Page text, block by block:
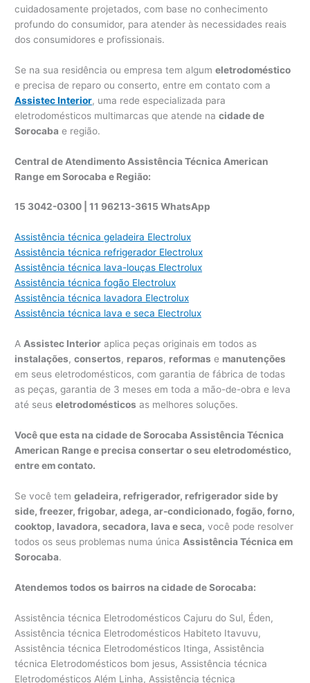
cuidadosamente projetados, com base no conhecimento
profundo do consumidor, para atender às necessidades reais
dos consumidores e profissionais.
Se na sua residência ou empresa tem algumeletrodoméstico
e precisa de reparo ou conserto, entre em contato com a
Assistec Interior, uma rede especializada para
eletrodomésticos multimarcas que atende nacidade de
Sorocaba e região.
Central de Atendimento Assistência Técnica American
Range em Sorocaba e Região:
15 3042-0300 | 11 96213-3615 WhatsApp
Assistência técnica geladeira Electrolux
Assistência técnica refrigerador Electrolux
Assistência técnica lava-louças Electrolux
Assistência técnica fogão Electrolux
Assistência técnica lavadora Electrolux
Assistência técnica lava e seca Electrolux
AAssistec Interior aplica peças originais em todos as
instalações,consertos, reparos, reformas e manutenções
em seus eletrodomésticos, com garantia de fábrica de todas
as peças, garantia de 3 meses em toda a mão-de-obra e leva
até seuseletrodomésticos as melhores soluções.
Você que esta na cidade de Sorocaba Assistência Técnica
American Range e precisa consertar o seu eletrodoméstico,
entre em contato.
Se você temgeladeira, refrigerador, refrigerador side by
side, freezer, frigobar, adega, ar-condicionado, fogão, forno,
cooktop, lavadora, secadora, lava e seca, você pode resolver
todos os seus problemas numa única Assistência Técnica em
Sorocaba.
Atendemos todos os bairros na cidade de Sorocaba:
Assistência técnica Eletrodomésticos Cajuru do Sul, Éden, Assistência técnica Eletrodomésticos Habiteto Itavuvu, Assistência técnica Eletrodomésticos Itinga, Assistência técnica Eletrodomésticos bom jesus, Assistência técnica Eletrodomésticos Além Linha, Assistência técnica Eletrodomésticos Além Ponte, Assistência técnica Eletrodomésticos Ana Maria, Assistência técnica Eletrodomésticos Aparecida, Assistência técnica Eletrodomésticos Aparecidinha, Assistência técnica Eletrodomésticos Vossoroca, Assistência técnica Eletrodomésticos Boa Vista, Assistência técnica Eletrodomésticos Brigadeiro Tobias, Assistência técnica Eletrodomésticos Caguassu, Assistência técnica Eletrodomésticos Caputera, Assistência técnica Eletrodomésticos Central Parque Sorocaba, Assistência técnica Eletrodomésticos Centro, Assistência técnica Eletrodomésticos Chácara Três Marias, Assistência técnica Eletrodomésticos Chácaras Reunidas São Jorge, Assistência técnica Eletrodomésticos Cidade Jardim, Assistência técnica Eletrodomésticos Condomínio Golden Park Residence, Assistência técnica Eletrodomésticos Condomínio Residencial Village D’Avignon, Assistência técnica Eletrodomésticos Condomínio Residencial Village Vert, Assistência técnica Eletrodomésticos Conjunto Habitacional Doutor Ulisses Guimarães, Assistência técnica Eletrodomésticos Conjunto Habitacional Herbert de Souza, Assistência técnica Eletrodomésticos Conjunto Habitacional Júlio de Mesquita Filho, Assistência técnica Eletrodomésticos Conjunto Habitacional Professor Benedicto Cleto, Assistência técnica Eletrodomésticos Conjunto Residencial Jardim Villagio Torino, Assistência técnica Eletrodomésticos Granja Olga I, Assistência técnica Eletrodomésticos Granja Olga II, Assistência técnica Eletrodomésticos Granja Olga III, Assistência técnica Eletrodomésticos Habiteto – Ana Paula Eleutério, Assistência técnica Eletrodomésticos Horto Florestal, Assistência técnica Eletrodomésticos Ibiti Royal Park, Assistência técnica Eletrodomésticos Inhayba, Assistência técnica Eletrodomésticos Ipanema das Pedras, Assistência técnica Eletrodomésticos Ipanema do Meio, Assistência técnica Eletrodomésticos Ipanema Ville, Assistência técnica Eletrodomésticos Ipatinga, Assistência técnica Eletrodomésticos Ipiranga, Assistência técnica Eletrodomésticos Iporanga, Assistência técnica Eletrodomésticos Itavuvu, Assistência técnica Eletrodomésticos Jardim Abaeté, Assistência técnica Eletrodomésticos Jardim Abatiá, Assistência técnica Eletrodomésticos Jardim Aeroporto, Assistência técnica Eletrodomésticos Jardim Alegria, Assistência técnica Eletrodomésticos Jardim Alpes de Sorocaba, Assistência técnica Eletrodomésticos Jardim Altos do Itavuvu, Assistência técnica Eletrodomésticos Jardim Alvorada, Assistência técnica Eletrodomésticos Jardim Amalia, Assistência técnica Eletrodomésticos Jardim América, Assistência técnica Eletrodomésticos Jardim Americano, Assistência técnica Eletrodomésticos Jardim Ana Maria, Assistência técnica Eletrodomésticos Jardim Astro, Assistência técnica Eletrodomésticos Jardim Atílio Silvano, Assistência técnica Eletrodomésticos Jardim Avore Pilungo, Assistência técnica Eletrodomésticos Jardim Bandeirantes, Assistência técnica Eletrodomésticos Jardim Bertanha, Assistência técnica Eletrodomésticos Jardim Betânia, Assistência técnica Eletrodomésticos Jardim Boa Esperança, Assistência técnica Eletrodomésticos Jardim Bonsucesso, Assistência técnica Eletrodomésticos Jardim Botucatu, Assistência técnica Eletrodomésticos Jardim Brasilândia, Assistência técnica Eletrodomésticos Jardim Califórnia, Assistência técnica Eletrodomésticos Jardim Camila, Assistência técnica Eletrodomésticos Jardim Campos do Conde II, Assistência técnica Eletrodomésticos Jardim Capitão, Assistência técnica Eletrodomésticos Jardim Carolina, Assistência técnica Eletrodomésticos Jardim Casa Branca, Assistência técnica Eletrodomésticos Jardim Celeste, Assistência técnica Eletrodomésticos Jardim Constantino Matucci, Assistência técnica Eletrodomésticos Jardim Copaíba, Assistência técnica Eletrodomésticos Jardim Cruzeiro do Sul, Assistência técnica Eletrodomésticos Jardim das Acácias, Assistência técnica Eletrodomésticos Jardim das Azaléias, Assistência técnica Eletrodomésticos Jardim das Estrelas, Assistência técnica Eletrodomésticos Jardim das Flores, Assistência técnica Eletrodomésticos Jardim das Magnólias, Assistência técnica Eletrodomésticos Jardim do Carmo, Assistência técnica Eletrodomésticos Jardim do Paço, Assistência técnica Eletrodomésticos Jardim do Sol, Assistência técnica Eletrodomésticos Jardim Dois Corações, Assistência técnica Eletrodomésticos Jardim dos Estados, Assistência técnica Eletrodomésticos Jardim dos Pássaros, Assistência técnica Eletrodomésticos Jardim Eden Ville, Assistência técnica Eletrodomésticos Jardim Edgar Marques, Assistência técnica Eletrodomésticos Jardim Eliana, Assistência técnica Eletrodomésticos Jardim Eltonville, Assistência técnica Eletrodomésticos Jardim Embaixador, Assistência técnica Eletrodomésticos Jardim Emília, Assistência técnica Eletrodomésticos Jardim Eucalíptos, Assistência técnica Eletrodomésticos Jardim Europa, Assistência técnica Eletrodomésticos Jardim Excelsior, Assistência técnica Eletrodomésticos Jardim Faculdade, Assistência técnica Eletrodomésticos Jardim Ferreira, Assistência técnica Eletrodomésticos Jardim Flamboyant, Assistência técnica Eletrodomésticos Jardim Francini, Assistência técnica Eletrodomésticos Jardim Germiniani, Assistência técnica Eletrodomésticos Jardim Golden Park Residencial, Assistência técnica Eletrodomésticos Jardim Gonçalves, Assistência técnica Eletrodomésticos Jardim Gramados de Sorocaba, Assistência técnica Eletrodomésticos Jardim Guadalajara, Assistência técnica Eletrodomésticos Jardim Guadalupe, Assistência técnica Eletrodomésticos Jardim Guaíba, Assistência técnica Eletrodomésticos Jardim Guarujá, Assistência técnica Eletrodomésticos Jardim Gutierres, Assistência técnica Eletrodomésticos Jardim Harmonia, Assistência técnica Eletrodomésticos Jardim Helena Cristina, Assistência técnica Eletrodomésticos Jardim Henrique, Assistência técnica Eletrodomésticos Assistência técnica Eletrodomésticos Jardim Horizonte, Assistência técnica Eletrodomésticos Jardim Humberto de Campos, Assistência técnica Eletrodomésticos Jardim Hungares, Assistência técnica Eletrodomésticos Jardim Ibiti do Paço, Assistência técnica Eletrodomésticos Jardim Imperial, Assistência técnica Eletrodomésticos Jardim Ipanema, Assistência técnica Eletrodomésticos Jardim Ipê, Assistência técnica Eletrodomésticos Jardim Isaura, Assistência técnica Eletrodomésticos Jardim Itália, Assistência técnica Eletrodomésticos Jardim Itanguá, Assistência técnica Eletrodomésticos Jardim Itapemirim, Assistência técnica Eletrodomésticos Assistência técnica Eletrodomésticos Jardim Itapuã, Assistência técnica Eletrodomésticos Jardim J S Carvalho, Assistência técnica Eletrodomésticos Jardim Jatobá, Assistência técnica Eletrodomésticos Jardim Josane, Assistência técnica Eletrodomésticos Jardim Judith, Assistência técnica Eletrodomésticos Jardim Juliana, Assistência técnica Eletrodomésticos Jardim Leandro Dromani, Assistência técnica Eletrodomésticos Jardim Leocádia, Assistência técnica Eletrodomésticos Jardim Liberdade, Assistência técnica Eletrodomésticos Jardim Los Angeles, Assistência técnica Eletrodomésticos Jardim Luciana Maria, Assistência técnica Eletrodomésticos Jardim Marcelo Augusto, Assistência técnica Eletrodomésticos Jardim Marco Antônio, Assistência técnica Eletrodomésticos Jardim Maria Antônia Prado, Assistência técnica Eletrodomésticos Jardim Maria Cristina, Assistência técnica Eletrodomésticos Jardim Maria do Carmo, Assistência técnica Eletrodomésticos Jardim Maria Elvira, Assistência técnica Eletrodomésticos Jardim Maria Eugênia, Assistência técnica Eletrodomésticos Jardim Marnilda, Assistência técnica Eletrodomésticos Jardim Millenium, Assistência técnica Eletrodomésticos Jardim Monte Hey, Assistência técnica Eletrodomésticos Jardim Monteiro, Assistência técnica Eletrodomésticos Jardim Monterrey, Assistência técnica Eletrodomésticos Jardim Montevidéo, Assistência técnica Eletrodomésticos Jardim Montreal, Assistência técnica Eletrodomésticos Jardim Morumbi, Assistência técnica Eletrodomésticos Jardim Nair, Assistência técnica Eletrodomésticos Jardim Nápoli, Assistência técnica Eletrodomésticos Jardim Nilton Torres, Assistência técnica Eletrodomésticos Jardim Nogueira, Assistência técnica Eletrodomésticos Jardim Nova Aparecidinha, Assistência técnica Eletrodomésticos Jardim Nova Esperança, Assistência técnica Eletrodomésticos Jardim Nova Ipanema, Assistência técnica Eletrodomésticos Jardim Nova Manchester, Assistência técnica Eletrodomésticos Jardim Novo Eldorado, Assistência técnica Eletrodomésticos Jardim Novo Horizonte, Assistência técnica Eletrodomésticos Jardim Novo Mundo, Assistência técnica Eletrodomésticos Jardim Pacaembu, Assistência técnica Eletrodomésticos Jardim Pagliato, Assistência técnica Eletrodomésticos Jardim Parada do Alto, Assistência técnica Eletrodomésticos Jardim Paraíso, Assistência técnica Eletrodomésticos Jardim Paraná, Assistência técnica Eletrodomésticos Jardim Paulista, Assistência técnica Eletrodomésticos Jardim Paulistano, Assistência técnica Eletrodomésticos Jardim Piazza di Roma, Assistência técnica Eletrodomésticos Jardim Piazza Di Roma II, Assistência técnica Eletrodomésticos Jardim Piratininga, Assistência técnica Eletrodomésticos Jardim Pires de Mello, Assistência técnica Eletrodomésticos Jardim Pitangui, Assistência técnica Eletrodomésticos Jardim Planalto, Assistência técnica Eletrodomésticos Jardim Portal da Colina, Assistência técnica Eletrodomésticos Jardim Portal da Primavera, Assistência técnica Eletrodomésticos Jardim Portal do Itavuvu, Assistência técnica Eletrodomésticos Jardim Portobello, Assistência técnica Eletrodomésticos Jardim Portugal, Assistência técnica Eletrodomésticos Jardim Prestes de Barros, Assistência técnica Eletrodom